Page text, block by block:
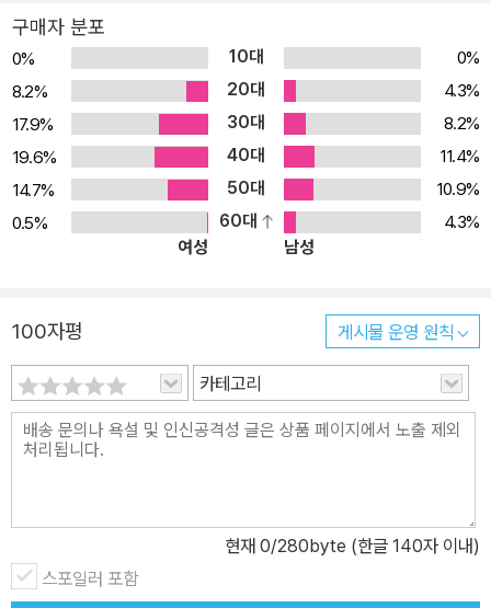
복습하는 철벽수비 <망각방지 장치>의 구성입니다. <<본책 구성>>
네이티브가 칭찬할 때, 수다 떨 때, 직장/학교에서, 도움을 청할 때, 고
마움을 표현할 때 등 다양한 상황에서 나누는 생생한 대화들이 한 편
당 2페이지 구성으로 정리되어 있습니다. 왼쪽 페이지에서는 대화 속
영어문장을 보면서 우리말 뜻을 떠올려보고, 오른쪽 페이지에서는 우
리말을 보고 영어문장을 5초 이내에 바로 말할 수 있을 때까지 확실
하게 연습해야 합니다. 1. 왼쪽 페이지_ 영어 대화의 의미 파악하기
[영어 대화문] 네이티브가 자주 나누는 대화를 초중급자에게도 어렵
지 않고 유용한 문장으로 정리했습니다. 영문을 보고 MP3파일을 들
표현설명을 참고하시면 내용 파악에 도움이 됩니다. [미니 회화사전]
대화에 별표(*) 표시된 주요 표현을 정리했습니다. 표현설명이 어찌
나 알차고 친절한지 어지간한 회화사전 부럽지 않을 겁니다. [네이티
브는 이런 표현으로 말한다!] 구슬쌤이 대화에서 뽑은 ‘간단한 한 마
디로 분위기를 확 바꾸는 센스만점 네이티브 표현’입니다. 표현의 정
대화 내용을 잘 파악할 수 있도록 2번 반복해서 들려줍니다. MP3는
모두 네이티브가 실제로 대화를 나눌 때의 자연스러운 속도로 녹음했
습니다. 2. 오른쪽 페이지_ 우리말을 영어로 말해보기 [우리말 대화
구매자 분포
0% 10대
0%
8.2%
20대
4.3%
17.9%
30대
8.2%
19.6%
40대
11.4%
14.7%
50대
10.9%
0.5%
60대
4.3%
여성
남성
100자평 게시물 운영 원칙
카테고리
현재 0/280byte (한글 140자 이내)
스포일러 포함